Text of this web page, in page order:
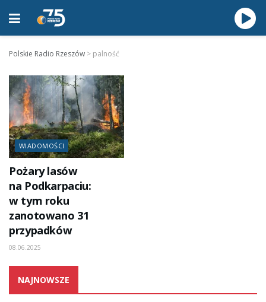
Polskie Radio Rzeszów > palność
WIADOMOŚCI
Pożary lasów
na Podkarpaciu:
w tym roku
zanotowano 31
przypadków
08.06.2025
NAJNOWSZE